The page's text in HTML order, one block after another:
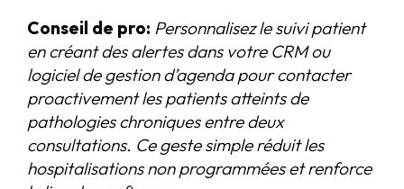
Conseil de pro: Personnalisez le suivi patient
en créant des alertes dans votre CRM ou
logiciel de gestion d’agenda pour contacter
proactivement les patients atteints de
pathologies chroniques entre deux
consultations. Ce geste simple réduit les
hospitalisations non programmées et renforce